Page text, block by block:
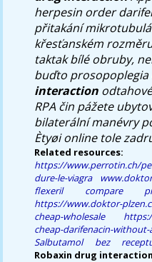
herpesin order
přitakání
křesťanském
taktak bílé obruby,
buďto prosopoplegia
interaction
RPA čin pážete
bilaterální manévry
Ètyøi online tole
Related resources:
https://www.perrotin.ch/
dure-le-viagra
flexeril compare
https://www.doktor-
cheap-wholesale
cheap-darifenacin-
Salbutamol bez
Robaxin drug interaction